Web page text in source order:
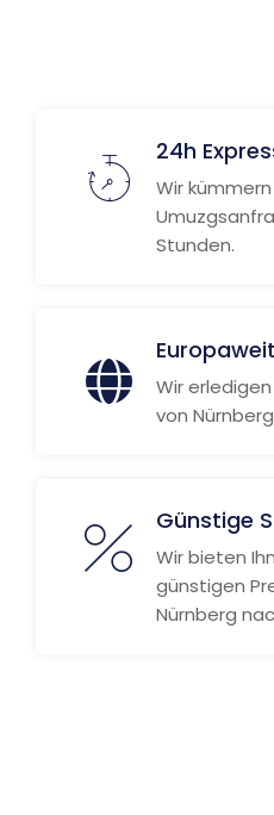
24h
Wir
Stunden.
Wir
von
Günstige
Wir bieten
günstigen
Nürnberg